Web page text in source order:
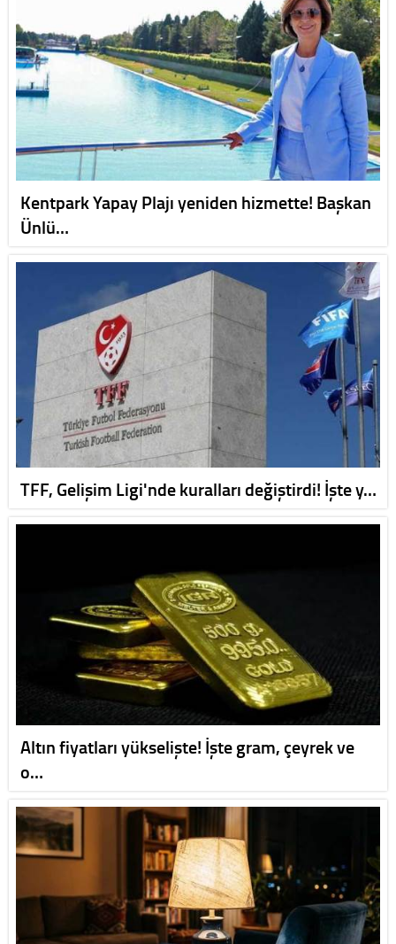
Kentpark Yapay Plajı yeniden hizmette! Başkan
Ünlü…
TFF, Gelişim Ligi'nde kuralları değiştirdi! İşte y…
Altın fiyatları yükselişte! İşte gram, çeyrek ve
o…